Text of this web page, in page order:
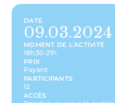
DATE
09.03.2024
MOMENT DE L'ACTIVITÉ
18h30-21h
PRIX
Payant
PARTICIPANTS
12
ACCÈS